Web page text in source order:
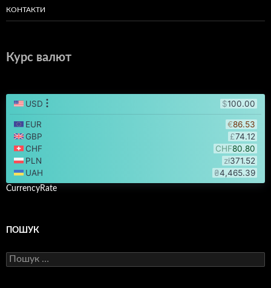
КОНТАКТИ
Курс валют
CurrencyRate
ПОШУК
Пошук: